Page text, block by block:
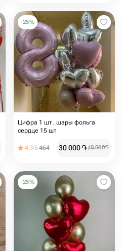
-25%
Цифра 1 шт , шары фольга
сердце 15 шт
4.95464 30 000֏40 000֏
-25%